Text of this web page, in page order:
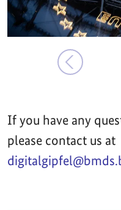
If you have any
please contact us at